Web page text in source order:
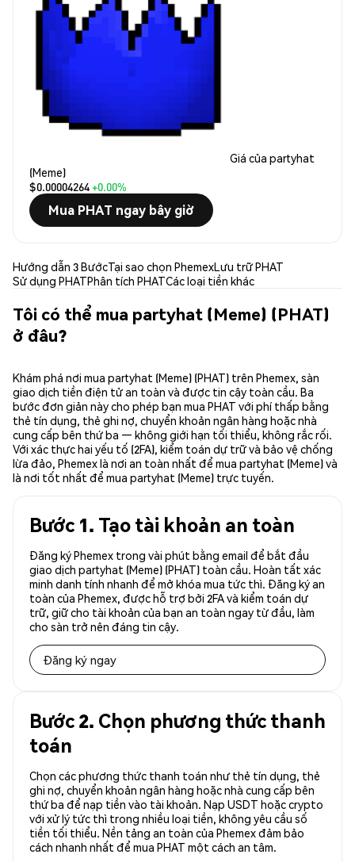
Giá của partyhat
(Meme)
$0.00004264+0.00%
Mua PHAT ngay bây giờ
Hướng dẫn 3 BướcTại sao chọn PhemexLưu trữ PHAT
Sử dụng PHATPhân tích PHATCác loại tiền khác
Tôi có thể mua partyhat (Meme) (PHAT)
ở đâu?
Khám phá nơi mua partyhat (Meme) (PHAT) trên Phemex, sàn
giao dịch tiền điện tử an toàn và được tin cậy toàn cầu. Ba
bước đơn giản này cho phép bạn mua PHAT với phí thấp bằng
thẻ tín dụng, thẻ ghi nợ, chuyển khoản ngân hàng hoặc nhà
cung cấp bên thứ ba — không giới hạn tối thiểu, không rắc rối.
Với xác thực hai yếu tố (2FA), kiểm toán dự trữ và bảo vệ chống
lừa đảo, Phemex là nơi an toàn nhất để mua partyhat (Meme) và
là nơi tốt nhất để mua partyhat (Meme) trực tuyến.
Bước 1. Tạo tài khoản an toàn
Đăng ký Phemex trong vài phút bằng email để bắt đầu
giao dịch partyhat (Meme) (PHAT) toàn cầu. Hoàn tất xác
minh danh tính nhanh để mở khóa mua tức thì. Đăng ký an
toàn của Phemex, được hỗ trợ bởi 2FA và kiểm toán dự
trữ, giữ cho tài khoản của bạn an toàn ngay từ đầu, làm
cho sàn trở nên đáng tin cậy.
Đăng ký ngay
Bước 2. Chọn phương thức thanh
toán
Chọn các phương thức thanh toán như thẻ tín dụng, thẻ
ghi nợ, chuyển khoản ngân hàng hoặc nhà cung cấp bên
thứ ba để nạp tiền vào tài khoản. Nạp USDT hoặc crypto
với xử lý tức thì trong nhiều loại tiền, không yêu cầu số
tiền tối thiểu. Nền tảng an toàn của Phemex đảm bảo
cách nhanh nhất để mua PHAT một cách an tâm.